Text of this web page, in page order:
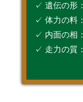
✓ 遺伝の形
✓ 体力の料
✓ 内面の相
✓ 走力の質